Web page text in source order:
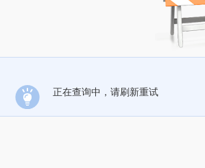
正在查询中，请刷新重试